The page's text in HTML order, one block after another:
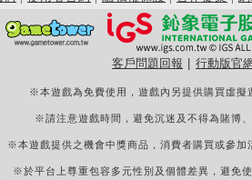
客戶問題回報 行動版官
※本遊戲為免費使用，遊戲內另提供購買虛擬
※請注意遊戲時間，避免沉迷及不得為賭博
※本遊戲提供之機會中獎商品，消費者購買或參加
※於平台上尊重包容多元性別及個體差異，避免